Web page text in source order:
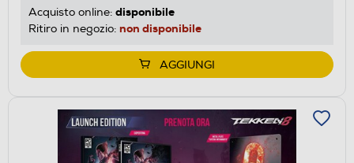
Acquisto online: disponibile
Ritiro in negozio: non disponibile
AGGIUNGI